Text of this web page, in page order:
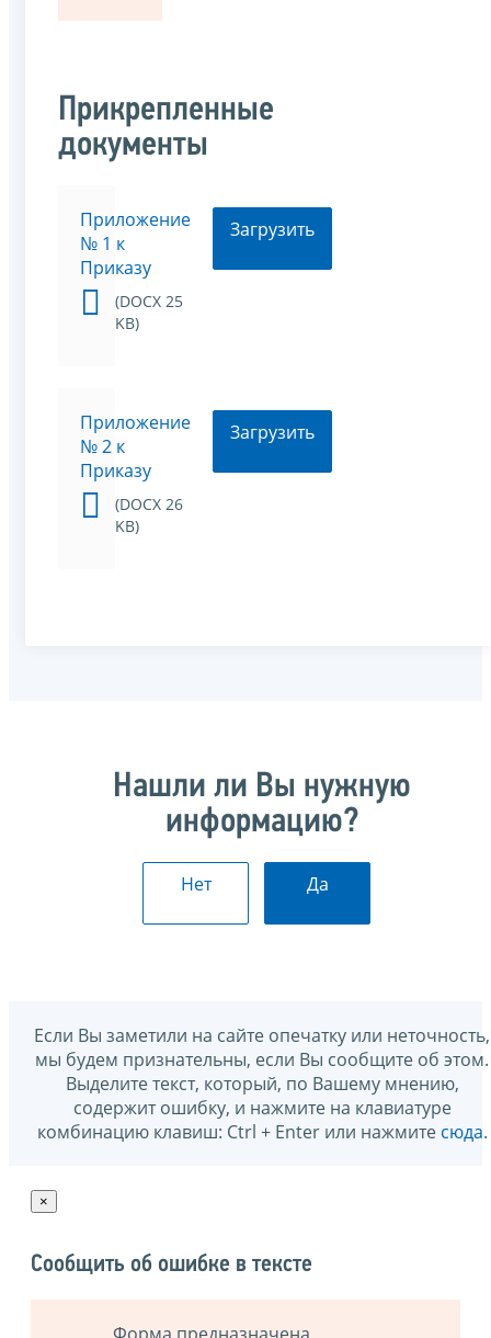
Прикрепленные
документы
Приложение
№ 1 к
Приказу
(DOCX 25
KB)
Загрузить
Приложение
№ 2 к
Приказу
(DOCX 26
KB)
Загрузить
Нашли ли Вы нужную
информацию?
Нет Да
Если Вы заметили на сайте опечатку или неточность,
мы будем признательны, если Вы сообщите об этом.
Выделите текст, который, по Вашему мнению,
содержит ошибку, и нажмите на клавиатуре
комбинацию клавиш: Ctrl + Enter или нажмите сюда.
×
Сообщить об ошибке в тексте